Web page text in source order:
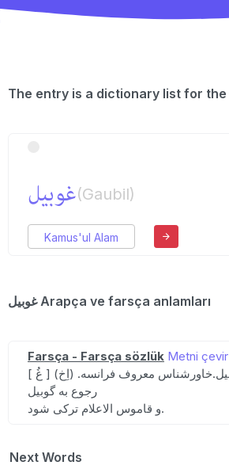
غوبیل(Gaubil)
Kamus'ul Alam
غوبیل Arapça ve farsça anlamları
Farsça - Farsça sözlük Metni çevir
[ غُ ] (اِخ) تلفظ ترکی گوبیل.خاورشناس معروف فرانسه.
رجوع به گوبیل
و قاموس الاعلام ترکی شود.
Next Words